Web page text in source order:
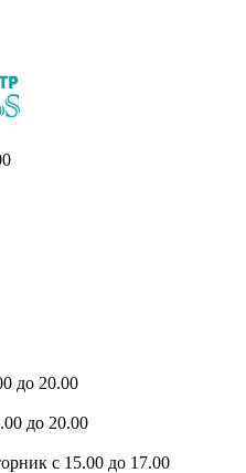
до 20.00
до 20.00
с 15.00 до 17.00